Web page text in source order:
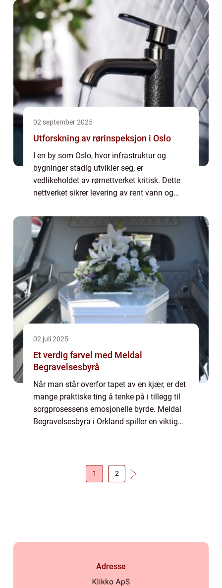
02 september 2025
Utforskning av rørinspeksjon i Oslo
I en by som Oslo, hvor infrastruktur og
bygninger stadig utvikler seg, er
vedlikeholdet av rørnettverket kritisk. Dette
nettverket sikrer levering av rent vann og
skjer når det opp...
02 juli 2025
Et verdig farvel med Meldal
Begravelsesbyrå
Når man står overfor tapet av en kjær, er det
mange praktiske ting å tenke på i tillegg til
sorgprosessens emosjonelle byrde. Meldal
Begravelsesbyrå i Orkland spiller en viktig
1 2
Adresse